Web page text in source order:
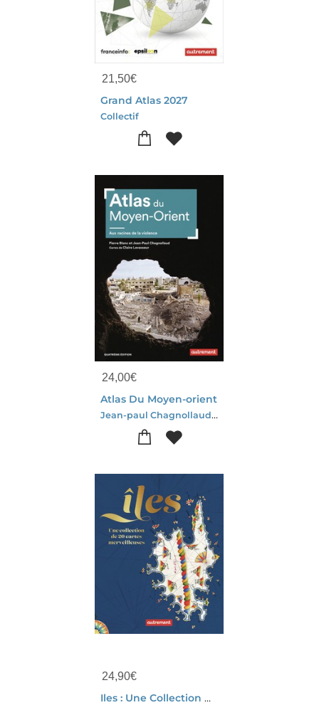
21,50€
Grand Atlas 2027
Collectif
24,00€
Atlas Du Moyen-orient
Jean-paul Chagnollaud-Pierre Blanc
24,90€
Iles : Une Collection De 20 Cartes Merveilleuses (detachables)